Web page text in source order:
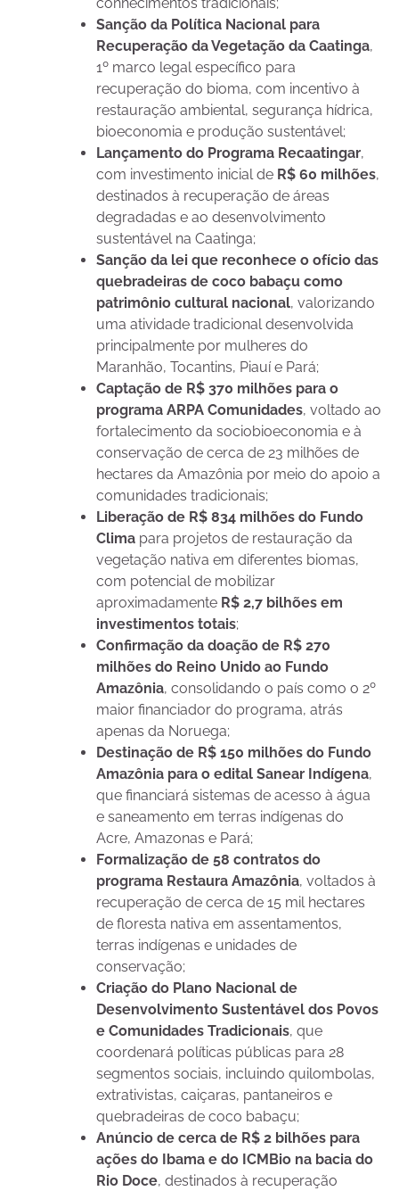
conhecimentos tradicionais;
Sanção da Política Nacional para
Recuperação da Vegetação da Caatinga,
1º marco legal específico para
recuperação do bioma, com incentivo à
restauração ambiental, segurança hídrica,
bioeconomia e produção sustentável;
Lançamento do Programa Recaatingar,
com investimento inicial de R$ 60 milhões,
destinados à recuperação de áreas
degradadas e ao desenvolvimento
sustentável na Caatinga;
Sanção da lei que reconhece o ofício das
quebradeiras de coco babaçu como
patrimônio cultural nacional, valorizando
uma atividade tradicional desenvolvida
principalmente por mulheres do
Maranhão, Tocantins, Piauí e Pará;
Captação de R$ 370 milhões para o
programa ARPA Comunidades, voltado ao
fortalecimento da sociobioeconomia e à
conservação de cerca de 23 milhões de
hectares da Amazônia por meio do apoio a
comunidades tradicionais;
Liberação de R$ 834 milhões do Fundo
Clima para projetos de restauração da
vegetação nativa em diferentes biomas,
com potencial de mobilizar
aproximadamente R$ 2,7 bilhões em
investimentos totais;
Confirmação da doação de R$ 270
milhões do Reino Unido ao Fundo
Amazônia, consolidando o país como o 2º
maior financiador do programa, atrás
apenas da Noruega;
Destinação de R$ 150 milhões do Fundo
Amazônia para o edital Sanear Indígena,
que financiará sistemas de acesso à água
e saneamento em terras indígenas do
Acre, Amazonas e Pará;
Formalização de 58 contratos do
programa Restaura Amazônia, voltados à
recuperação de cerca de 15 mil hectares
de floresta nativa em assentamentos,
terras indígenas e unidades de
conservação;
Criação do Plano Nacional de
Desenvolvimento Sustentável dos Povos
e Comunidades Tradicionais, que
coordenará políticas públicas para 28
segmentos sociais, incluindo quilombolas,
extrativistas, caiçaras, pantaneiros e
quebradeiras de coco babaçu;
Anúncio de cerca de R$ 2 bilhões para
ações do Ibama e do ICMBio na bacia do
Rio Doce, destinados à recuperação